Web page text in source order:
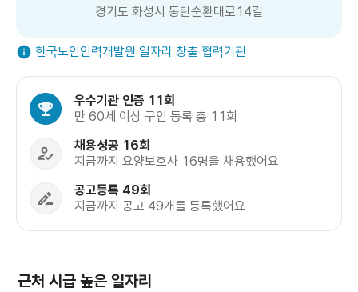
경기도 화성시 동탄순환대로14길
한국노인인력개발원 일자리 창출 협력기관
우수기관 인증 11회
만 60세 이상 구인 등록 총 11회
채용성공 16회
지금까지 요양보호사 16명을 채용했어요
공고등록 49회
지금까지 공고 49개를 등록했어요
근처 시급 높은 일자리